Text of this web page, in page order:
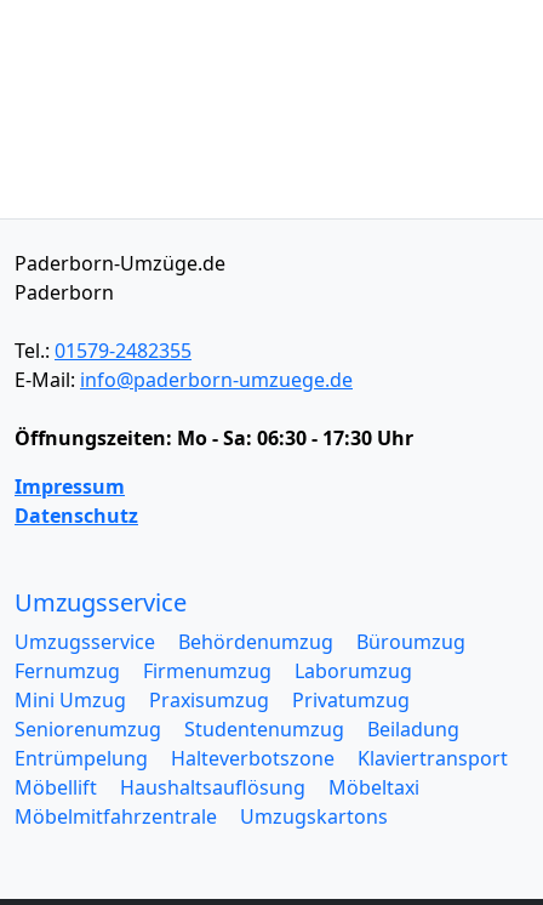
Paderborn-Umzüge.de
Paderborn
Tel.: 01579-2482355
E-Mail: info@paderborn-umzuege.de
Öffnungszeiten: Mo - Sa: 06:30 - 17:30 Uhr
Impressum
Datenschutz
Umzugsservice
Umzugsservice Behördenumzug
Büroumzug
Fernumzug
Firmenumzug
Laborumzug
Mini Umzug
Praxisumzug
Privatumzug
Seniorenumzug
Studentenumzug
Beiladung
Entrümpelung
Halteverbotszone
Klaviertransport
Möbellift
Haushaltsauflösung
Möbeltaxi
Möbelmitfahrzentrale
Umzugskartons